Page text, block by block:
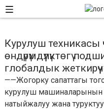
Курулуш техникасы
өндүрүмдүүлүктөгү
глобалдык
——Жогорку сапаттагы
курулуш
натыйжалуу жана